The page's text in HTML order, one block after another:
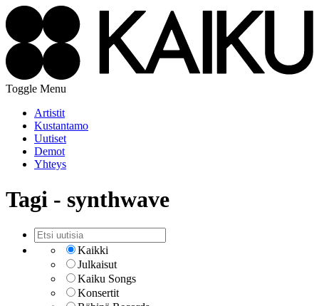
Toggle Menu
Artistit
Kustantamo
Uutiset
Demot
Yhteys
Tagi - synthwave
Kaikki
Julkaisut
Kaiku Songs
Konsertit